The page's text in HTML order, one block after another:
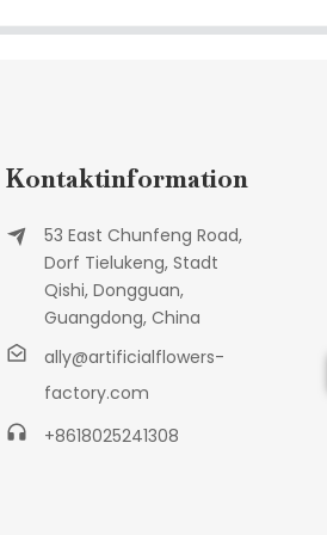
Kontaktinformation
53 East Chunfeng Road,
Dorf Tielukeng, Stadt
Qishi, Dongguan,
Guangdong, China
ally@artificialflowers-
factory.com
+8618025241308